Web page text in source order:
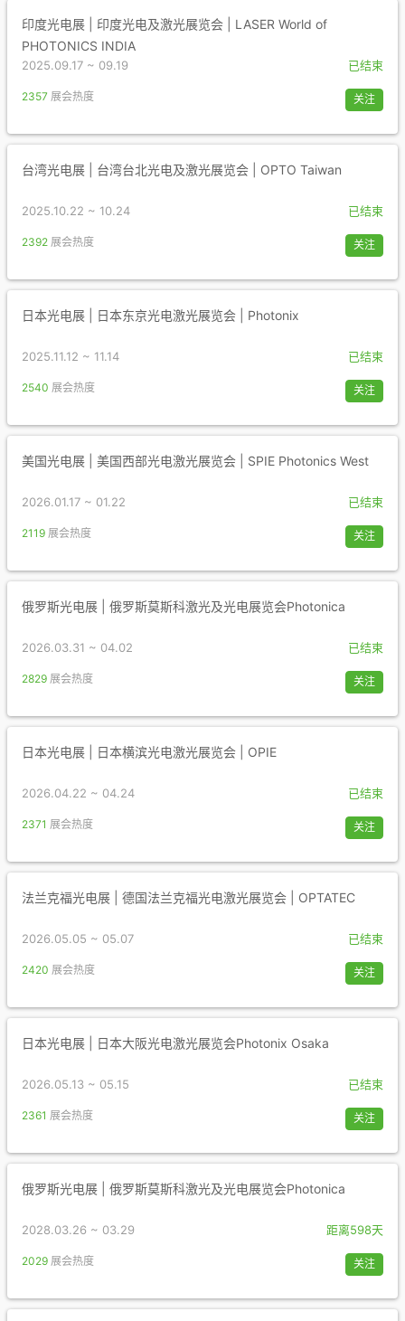
印度光电展 | 印度光电及激光展览会 | LASER World of
PHOTONICS INDIA
2025.09.17 ~ 09.19 已结束
2357 展会热度 关注
台湾光电展 | 台湾台北光电及激光展览会 | OPTO Taiwan
2025.10.22 ~ 10.24 已结束
2392 展会热度 关注
日本光电展 | 日本东京光电激光展览会 | Photonix
2025.11.12 ~ 11.14 已结束
2540 展会热度 关注
美国光电展 | 美国西部光电激光展览会 | SPIE Photonics West
2026.01.17 ~ 01.22 已结束
2119 展会热度 关注
俄罗斯光电展 | 俄罗斯莫斯科激光及光电展览会Photonica
2026.03.31 ~ 04.02 已结束
2829 展会热度 关注
日本光电展 | 日本横滨光电激光展览会 | OPIE
2026.04.22 ~ 04.24 已结束
2371 展会热度 关注
法兰克福光电展 | 德国法兰克福光电激光展览会 | OPTATEC
2026.05.05 ~ 05.07 已结束
2420 展会热度 关注
日本光电展 | 日本大阪光电激光展览会Photonix Osaka
2026.05.13 ~ 05.15 已结束
2361 展会热度 关注
俄罗斯光电展 | 俄罗斯莫斯科激光及光电展览会Photonica
2028.03.26 ~ 03.29 距离598天
2029 展会热度 关注